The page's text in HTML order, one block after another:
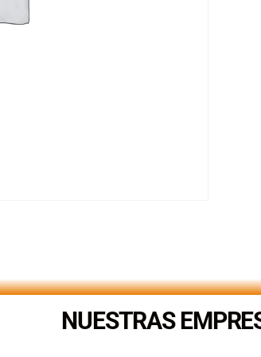
NUESTRAS